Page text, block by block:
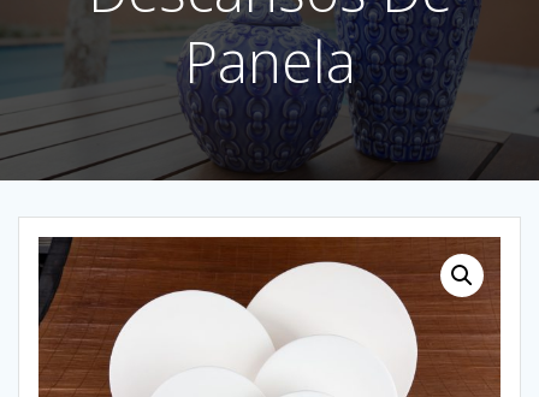
Panela